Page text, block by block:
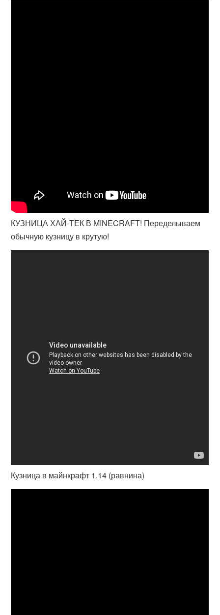
КУЗНИЦА ХАЙ-ТЕК В MINECRAFT! Переделываем
обычную кузницу в крутую!
Кузница в майнкрафт 1.14 (равнина)